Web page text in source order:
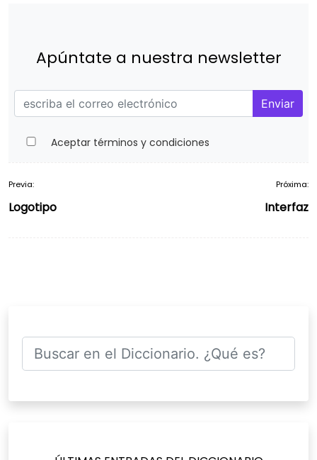
Apúntate a nuestra newsletter
Enviar
Aceptar términos y condiciones
Navegación
Previa:
Logotipo
Próxima:
Interfaz